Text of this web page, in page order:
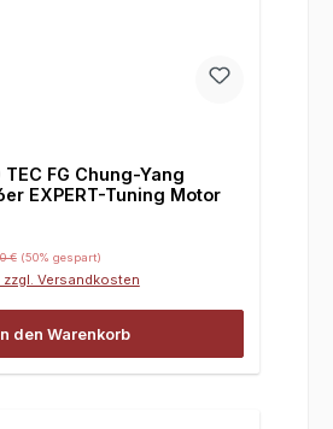
Yang
EXPERT-Tuning Motor
€ (50% gespart)
Versandkosten
den Warenkorb